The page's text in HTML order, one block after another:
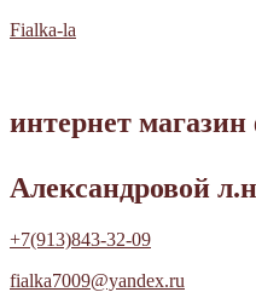
Fialka-la
интернет
Александровой
+7(913)843-32-09
fialka7009@yandex.ru